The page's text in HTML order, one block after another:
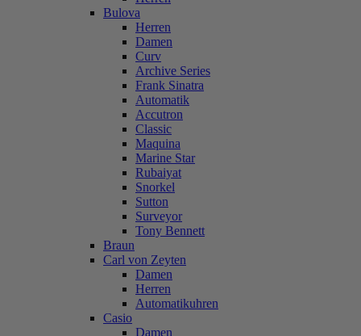
Bulova
Herren
Damen
Curv
Archive Series
Frank Sinatra
Automatik
Accutron
Classic
Maquina
Marine Star
Rubaiyat
Snorkel
Sutton
Surveyor
Tony Bennett
Braun
Carl von Zeyten
Damen
Herren
Automatikuhren
Casio
Damen